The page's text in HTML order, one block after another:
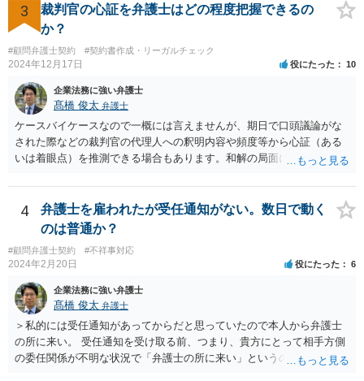
どうか、質問をして回答を得られる可能性があるか、などを吟味した
上で、弁護士会名で質問をする制度です。 ですので、照会先もある程
度安心して個人情報を開示しますし、もちろん、断られる場合もあり
ます。 一般的には、弁護士が依頼を受けて事件を調査する過程で用い
られるものですが、法律上、「弁護士は、受任している事件につい
て、」と定められていますので、個人の事件（受任していない）はこ
の要件に当てはまらないことになります。 以上、ご参考まで。
3
裁判官の心証を弁護士はどの程度把握できるの
か？
#顧問弁護士契約 #契約書作成・リーガルチェック
2024年12月17日 役にたった 10
企業法務に強い弁護士
髙橋 俊太 弁護士
ケースバイケースなので一概には言えませんが、期日で口頭議論がな
された際などの裁判官の代理人への釈明内容や頻度等から心証（ある
いは着眼点）を推測できる場合もあります。和解の局面になり、代理
れることもあります。
4
弁護士を雇われたが受任通知がない。数日で動く
のは普通か？
#顧問弁護士契約 #不祥事対応
2024年2月20日 役にたった 6
企業法務に強い弁護士
髙橋 俊太 弁護士
＞私的には受任通知があってからだと思っていたので本人から弁護士
の所に来い。 受任通知を受け取る前、つまり、貴方にとって相手方側
の委任関係が不明な状況で「弁護士の所に来い」というのは、さすが